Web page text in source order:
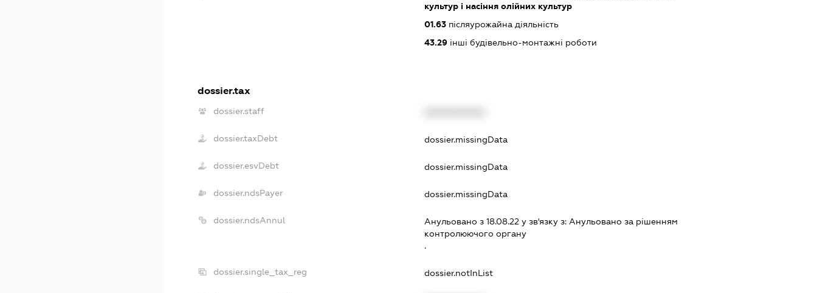
культур і насіння олійних культур
01.63післяурожайна діяльність
43.29інші будівельно-монтажні роботи
dossier.tax
dossier.staff
dossier.taxDebt dossier.missingData
dossier.esvDebt dossier.missingData
dossier.ndsPayer dossier.missingData
dossier.ndsAnnul Анульовано з 18.08.22 у зв'язку з: Анульовано за рiшенням
контролюючого органу
.
dossier.single_tax_reg dossier.notInList